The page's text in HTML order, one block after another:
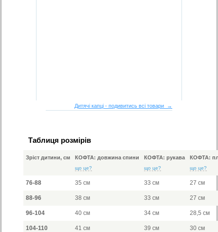
Дитячі капці - подивитись всі товари →
Таблиця розмірів
Зріст дитини, см КОФТА: довжина спини
що це?
КОФТА: рукава
що це?
КОФТА:
що це?
76-88 35 см 33 см 27 см
88-96 38 см 33 см 27 см
96-104 40 см 34 см 28,5 см
104-110 41 см 39 см
30 см